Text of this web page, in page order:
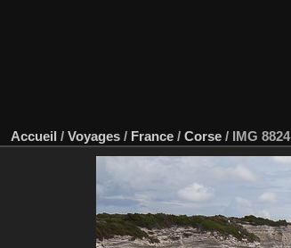
Accueil / Voyages / France / Corse / IMG 8824